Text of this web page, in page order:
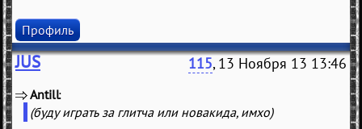
Профиль
JUS 115, 13 Ноября 13 13:46
Antill
(буду играть за глитча или новакида, имхо)